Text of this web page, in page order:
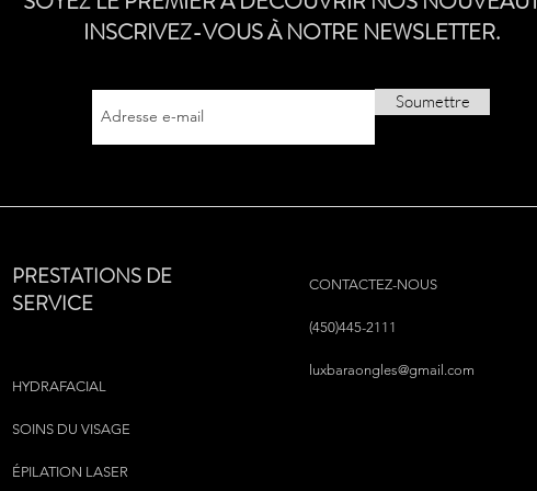
INSCRIVEZ-VOUS À NOTRE NEWSLETTER.
Soumettre
PRESTATIONS DE
SERVICE
HYDRAFACIAL
SOINS DU VISAGE
ÉPILATION LASER
CONTACTEZ-NOUS
(450)445-2111
luxbaraongles@gmail.com